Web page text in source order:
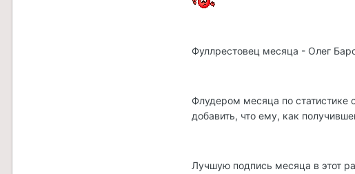
Фуллрестовец месяца - Олег
Флудером месяца по статистике
добавить, что ему, как
Лучшую подпись месяца в этот